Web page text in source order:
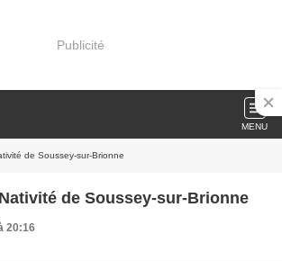
Publicité
MENU
de Soussey-sur-Brionne
L'église de la Nativité de Soussey-sur-Brionne
20:16